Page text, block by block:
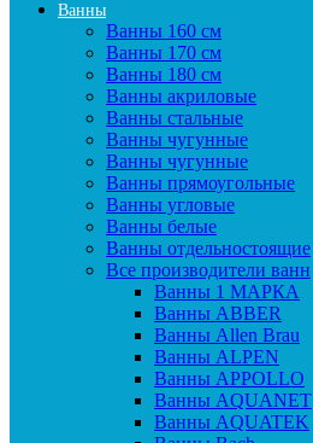
Ванны
Ванны 160 см
Ванны 170 см
Ванны 180 см
Ванны акриловые
Ванны стальные
Ванны чугунные
Ванны чугунные
Ванны прямоугольные
Ванны угловые
Ванны белые
Ванны отдельностоящие
Все производители ванн
Ванны 1 МАРКА
Ванны ABBER
Ванны Allen Brau
Ванны ALPEN
Ванны APPOLLO
Ванны AQUANET
Ванны AQUATEK